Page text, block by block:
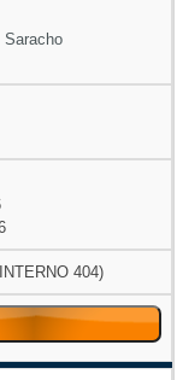
Saracho
404)